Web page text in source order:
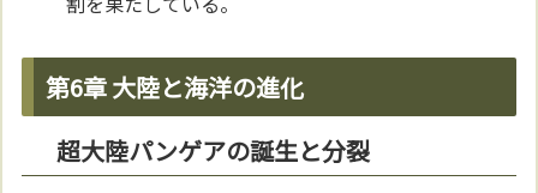
第6章 大陸と海洋の進化
超大陸パンゲアの誕生と分裂